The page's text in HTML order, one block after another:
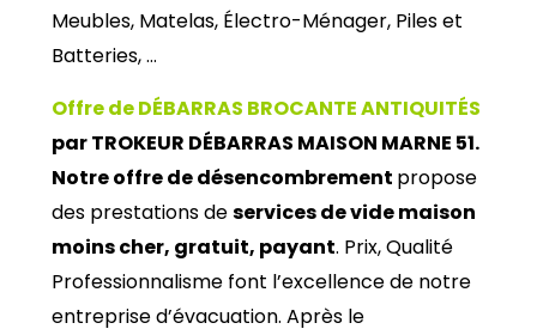
Meubles, Matelas, Électro-Ménager, Piles et
Batteries, …
Offre de DÉBARRAS BROCANTE ANTIQUITÉS
par TROKEUR DÉBARRAS MAISON MARNE 51.
Notre offre de désencombrement propose
des prestations deservices de vide maison
moins cher, gratuit, payant. Prix, Qualité
Professionnalisme font l’excellence de notre
entreprise d’évacuation. Après le